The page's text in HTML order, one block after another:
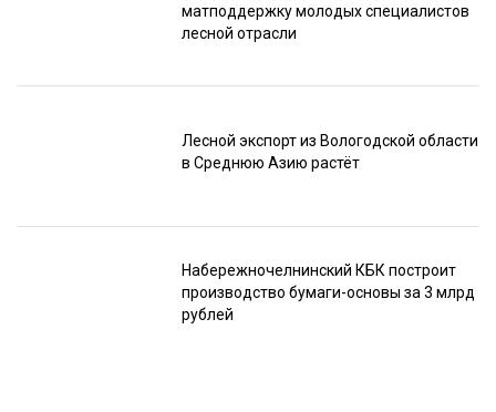
матподдержку молодых специалистов
лесной отрасли
Лесной экспорт из Вологодской области
в Среднюю Азию растёт
Набережночелнинский КБК построит
производство бумаги-основы за 3 млрд
рублей